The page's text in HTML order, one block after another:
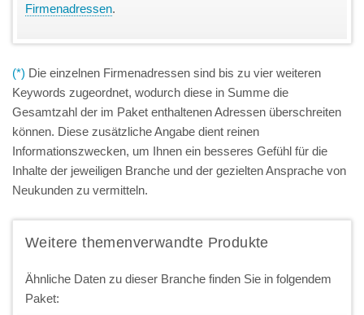
Firmenadressen.
(*) Die einzelnen Firmenadressen sind bis zu vier weiteren
Keywords zugeordnet, wodurch diese in Summe die
Gesamtzahl der im Paket enthaltenen Adressen überschreiten
können. Diese zusätzliche Angabe dient reinen
Informationszwecken, um Ihnen ein besseres Gefühl für die
Inhalte der jeweiligen Branche und der gezielten Ansprache von
Neukunden zu vermitteln.
Weitere themenverwandte Produkte
Ähnliche Daten zu dieser Branche finden Sie in folgendem
Paket: